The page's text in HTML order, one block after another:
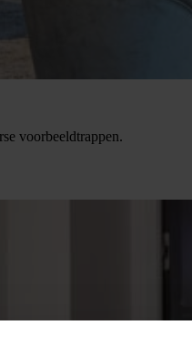
voorbeeldtrappen.